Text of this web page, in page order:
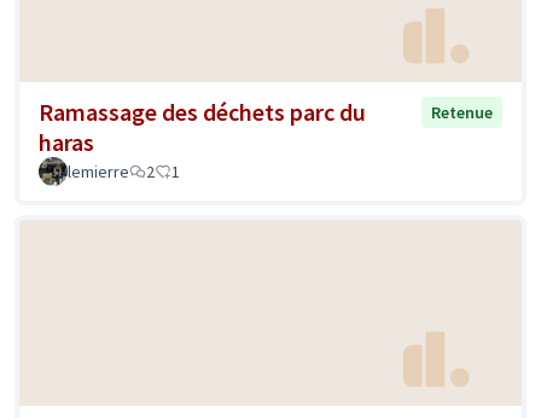
Ramassage des déchets parc du
haras
Retenue
lemierre 2 1